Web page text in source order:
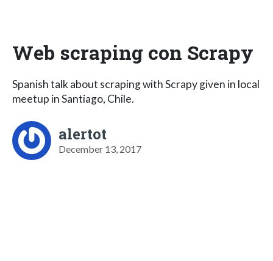
Web scraping con Scrapy
Spanish talk about scraping with Scrapy given in local
meetup in Santiago, Chile.
alertot
December 13, 2017